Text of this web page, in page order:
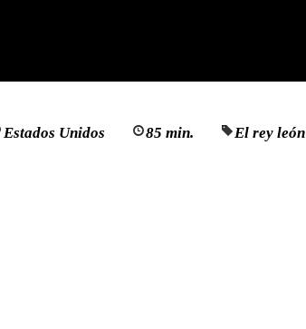
Estados Unidos 85 min.
El rey león